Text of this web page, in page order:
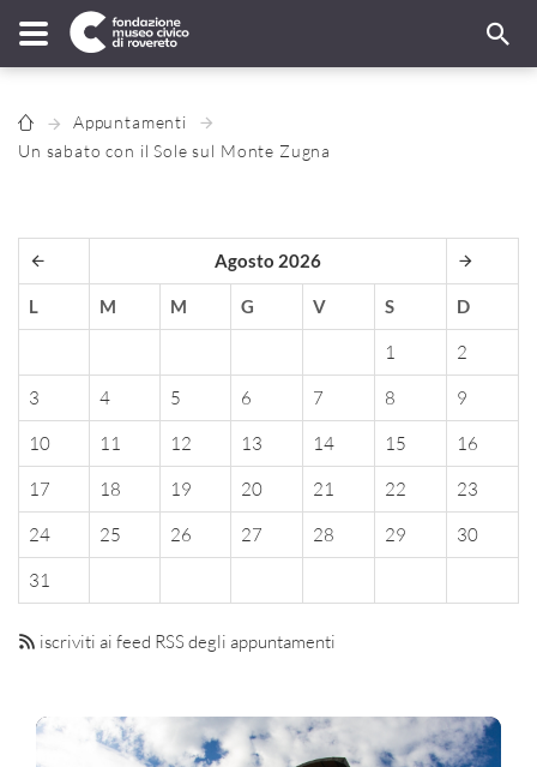
Appuntamenti
Un sabato con il Sole sul Monte Zugna
Agosto 2026
L M M G V S D
1
2
3
4 5 6 7 8
9
10
11 12 13 14 15
16
17
18 19 20 21 22
23
24
25 26 27 28 29
30
31
iscriviti ai feed RSS degli appuntamenti